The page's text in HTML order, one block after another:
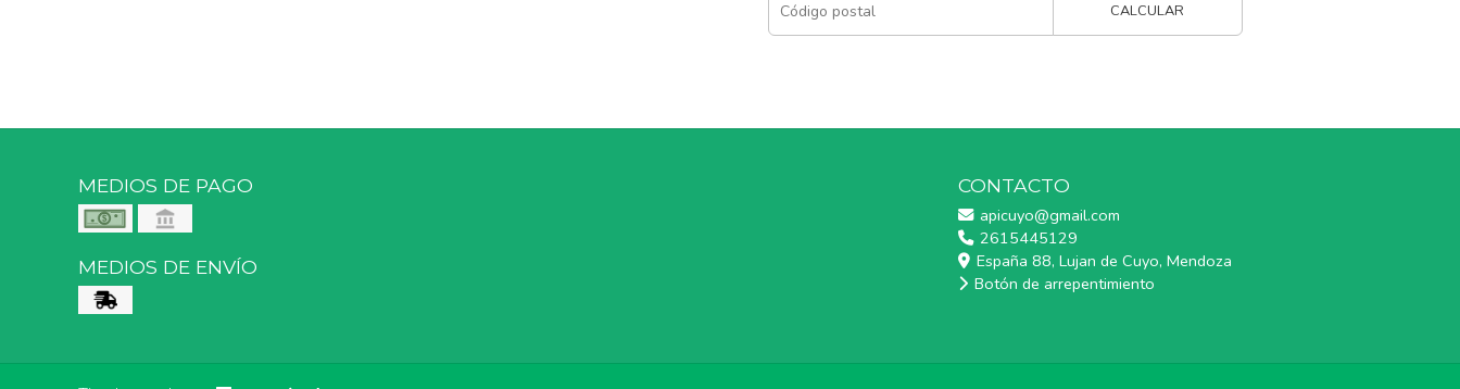
CALCULAR
MEDIOS DE PAGO
MEDIOS DE ENVÍO
CONTACTO
apicuyo@gmail.com
2615445129
España 88, Lujan de Cuyo, Mendoza
Botón de arrepentimiento